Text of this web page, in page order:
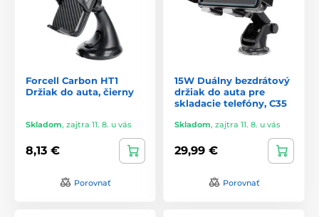
Forcell Carbon HT1
Držiak do auta, čierny
Skladom, zajtra 11. 8. u vás
8,13 €
Porovnať
15W Duálny bezdrátový
držiak do auta pre
skladacie telefóny, C35
Skladom, zajtra 11. 8. u vás
29,99 €
Porovnať